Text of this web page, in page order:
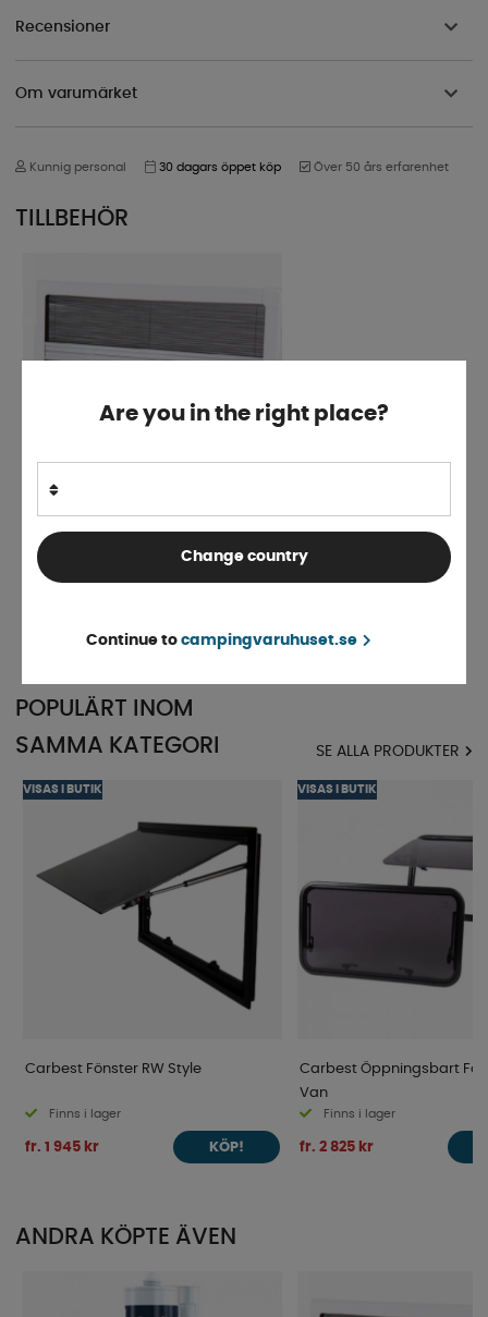
Recensioner
Om varumärket
Kunnig personal 30 dagars öppet köp Över 50 års erfarenhet
TILLBEHÖR
Carbest Fönsterinsats RW Compact
Finns i lager
POPULÄRT INOM
SAMMA KATEGORI
SE ALLA PRODUKTER
VISAS I BUTIK
Carbest Fönster RW Style
Finns i lager
fr. 1 945 kr KÖP!
VISAS I BUTIK
Carbest Öppningsbart
Van
Finns i lager
fr. 2 825 kr
ANDRA KÖPTE ÄVEN
Are you in the right place?
Change country
Continue to campingvaruhuset.se